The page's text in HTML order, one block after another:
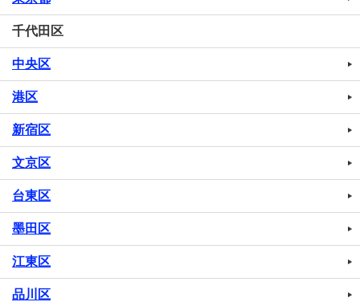
千代田区
中央区
港区
新宿区
文京区
台東区
墨田区
江東区
品川区